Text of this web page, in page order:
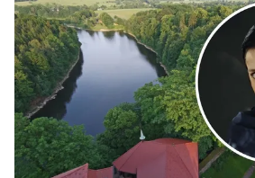
patent wiele lat temu z
nasze babcie.